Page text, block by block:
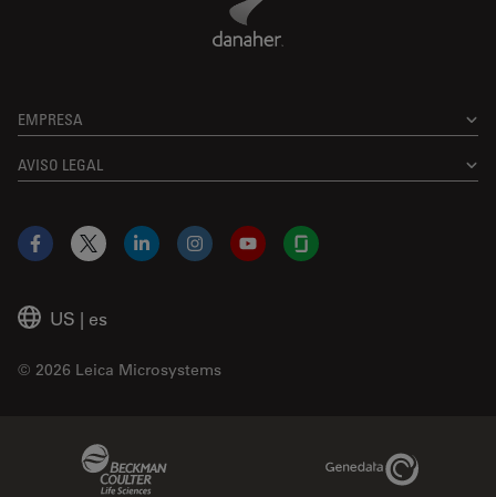
EMPRESA
AVISO LEGAL
US | es
© 2026 Leica Microsystems
Facebook
X LinkedInInstagramYouTubeGlassdoor
Genedata Link